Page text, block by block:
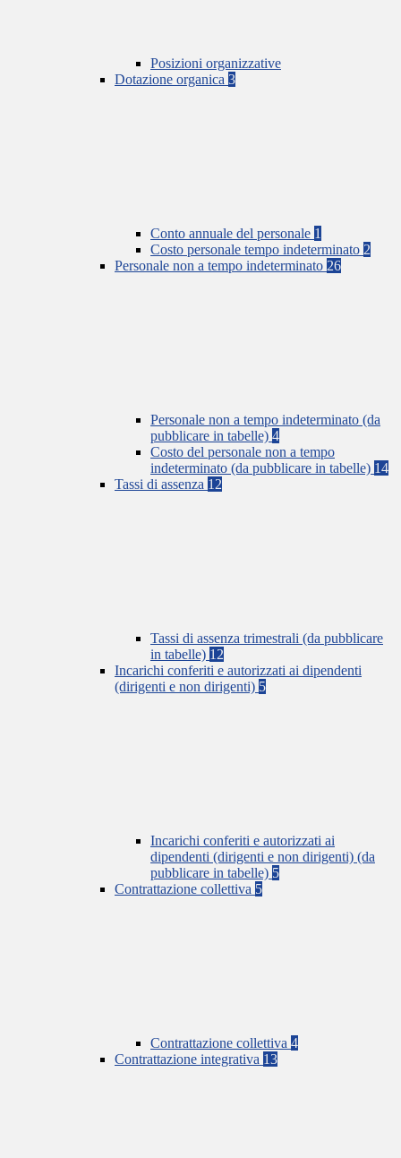
Posizioni organizzative
Dotazione organica 3
Conto annuale del personale 1
Costo personale tempo indeterminato 2
Personale non a tempo indeterminato 26
Personale non a tempo indeterminato (da
pubblicare in tabelle) 4
Costo del personale non a tempo
indeterminato (da pubblicare in tabelle) 14
Tassi di assenza 12
Tassi di assenza trimestrali (da pubblicare
in tabelle) 12
Incarichi conferiti e autorizzati ai dipendenti
(dirigenti e non dirigenti) 5
Incarichi conferiti e autorizzati ai
dipendenti (dirigenti e non dirigenti) (da
pubblicare in tabelle) 5
Contrattazione collettiva 5
Contrattazione collettiva 4
Contrattazione integrativa 13